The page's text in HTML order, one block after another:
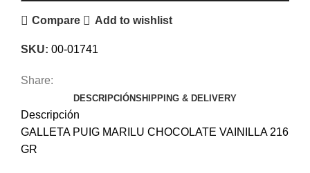
Compare Add to wishlist
SKU: 00-01741
Share:
DESCRIPCIÓNSHIPPING & DELIVERY
Descripción
GALLETA PUIG MARILU CHOCOLATE VAINILLA 216
GR